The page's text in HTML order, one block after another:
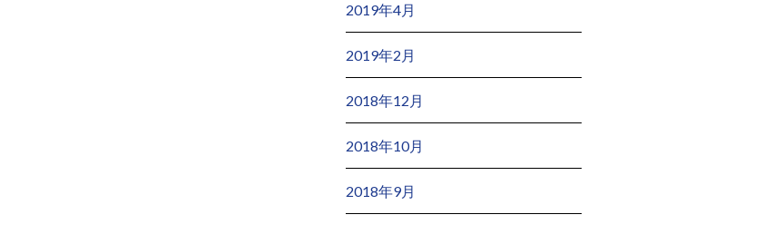
2019年4月
2019年2月
2018年12月
2018年10月
2018年9月